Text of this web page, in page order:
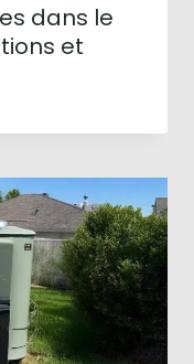
dans le
et